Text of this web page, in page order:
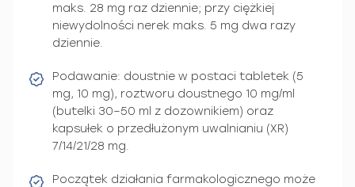
maks. 28 mg raz dziennie; przy ciężkiej
niewydolności nerek maks. 5 mg dwa razy
dziennie.
Podawanie: doustnie w postaci tabletek (5
mg, 10 mg), roztworu doustnego 10 mg/ml
(butelki 30–50 ml z dozownikiem) oraz
kapsułek o przedłużonym uwalnianiu (XR)
7/14/21/28 mg.
Początek działania farmakologicznego może